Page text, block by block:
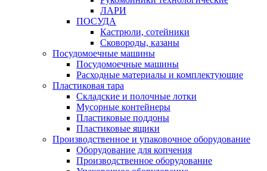
ЛАРИ
ПОСУДА
Кастрюли, сотейники
Сковороды, казаны
Посудомоечные машины
Посудомоечные машины
Расходные материалы и комплектующие
Пластиковая тара
Складские и полочные лотки
Мусорные контейнеры
Пластиковые поддоны
Пластиковые ящики
Производственное и упаковочное оборудование
Оборудование для копчения
Производственное оборудование